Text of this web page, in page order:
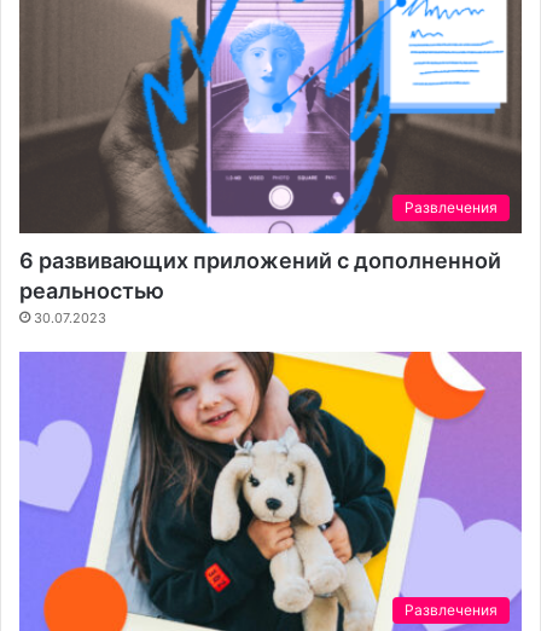
Развлечения
6 развивающих приложений с дополненной
реальностью
30.07.2023
Развлечения